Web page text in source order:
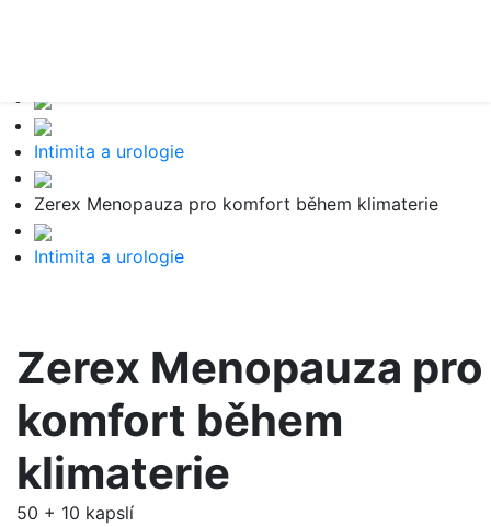
Intimita a urologie
Zerex Menopauza pro komfort během klimaterie
Intimita a urologie
Zerex Menopauza pro
komfort během
klimaterie
50 + 10 kapslí